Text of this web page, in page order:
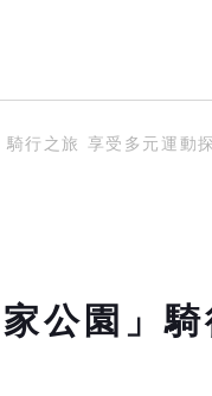
行之旅 享受多元運動
公園」